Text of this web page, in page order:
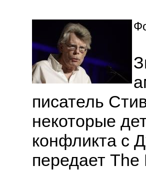
писатель
некоторые
конфликта с
передает